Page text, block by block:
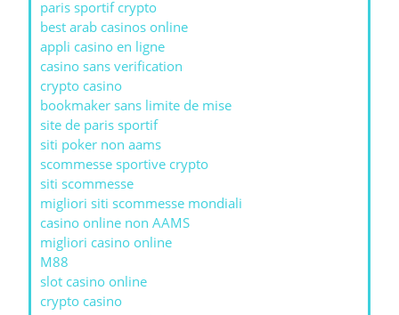
paris sportif crypto
best arab casinos online
appli casino en ligne
casino sans verification
crypto casino
bookmaker sans limite de mise
site de paris sportif
siti poker non aams
scommesse sportive crypto
siti scommesse
migliori siti scommesse mondiali
casino online non AAMS
migliori casino online
M88
slot casino online
crypto casino